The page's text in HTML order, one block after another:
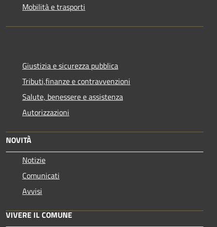
Mobilità e trasporti
Giustizia e sicurezza pubblica
Tributi,finanze e contravvenzioni
Salute, benessere e assistenza
Autorizzazioni
NOVITÀ
Notizie
Comunicati
Avvisi
VIVERE IL COMUNE